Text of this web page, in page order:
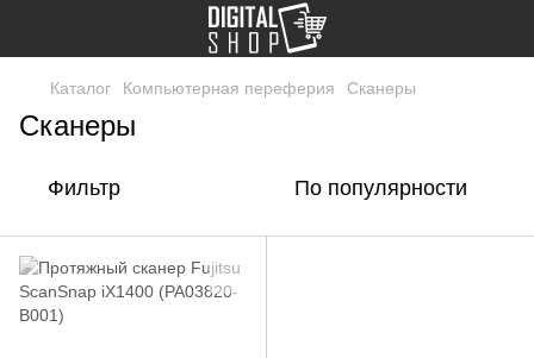
Каталог Компьютерная переферия Сканеры
Сканеры
Фильтр По популярности